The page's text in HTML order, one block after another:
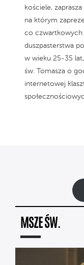
kościele,
na którym
co czwartkowych
duszpasterstwa
w wieku 25-35
św. Tomasza o
internetowej
MSZE ŚW.